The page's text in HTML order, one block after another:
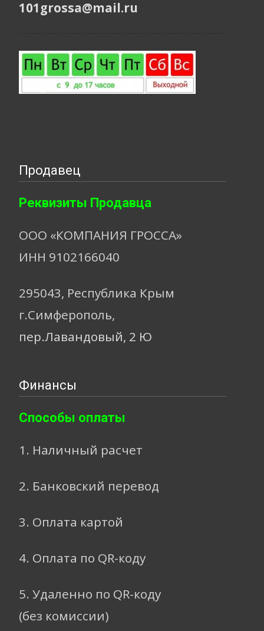
101grossa@mail.ru
Продавец
Реквизиты Продавца
ООО «КОМПАНИЯ ГРОССА»
ИНН 9102166040
295043, Республика Крым
г.Симферополь,
пер.Лавандовый, 2 Ю
Финансы
Способы оплаты
1. Наличный расчет
2. Банковский перевод
3. Оплата картой
4. Оплата по QR-коду
5. Удаленно по QR-коду
(без комиссии)